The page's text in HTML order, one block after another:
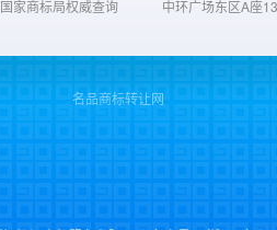
国家商标局权威查询
中环广场东区A座
名品商标转让网